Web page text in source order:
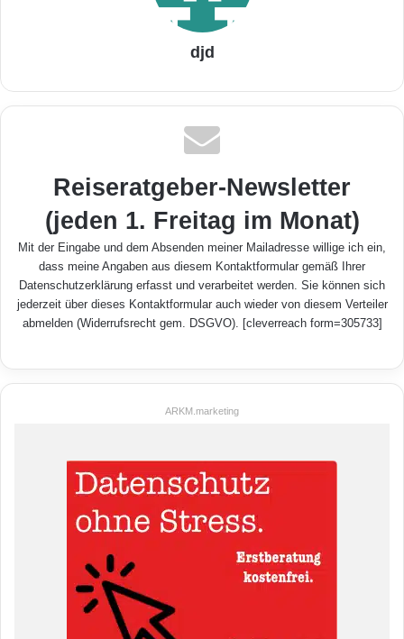
djd
Reiseratgeber-Newsletter
(jeden 1. Freitag im Monat)
Mit der Eingabe und dem Absenden meiner Mailadresse willige ich ein,
dass meine Angaben aus diesem Kontaktformular gemäß Ihrer
Datenschutzerklärung erfasst und verarbeitet werden. Sie können sich
jederzeit über dieses Kontaktformular auch wieder von diesem Verteiler
abmelden (Widerrufsrecht gem. DSGVO). [cleverreach form=305733]
ARKM.marketing